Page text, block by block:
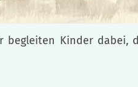
begleiten Kinder dabei,